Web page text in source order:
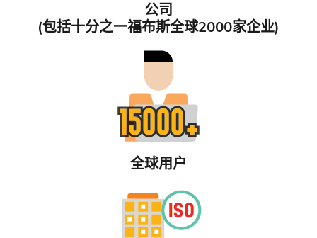
公司
(包括十分之一福布斯全球2000家企业)
全球用户